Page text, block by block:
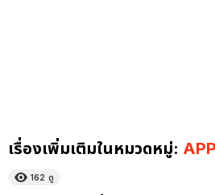
เรื่องเพิ่มเติมในหมวดหมู่:
162 ดู